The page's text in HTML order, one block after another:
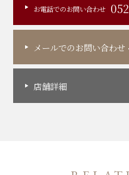
お電話でのお問い合わせ
メールでのお問い合わせ
店舗詳細